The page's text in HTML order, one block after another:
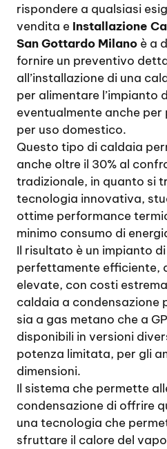
rispondere a qualsiasi
vendita e Installazione
San Gottardo Milano è a
fornire un preventivo
all’installazione di una
per alimentare l’impianto
eventualmente anche
per uso domestico.
Questo tipo di caldaia
anche oltre il 30% al
tradizionale, in quanto si
tecnologia innovativa,
ottime performance
minimo consumo di
Il risultato è un impianto
perfettamente efficiente,
elevate, con costi
caldaia a condensazione
sia a gas metano che a
disponibili in versioni
potenza limitata, per gli
dimensioni.
Il sistema che permette
condensazione di offrire
una tecnologia che
sfruttare il calore del